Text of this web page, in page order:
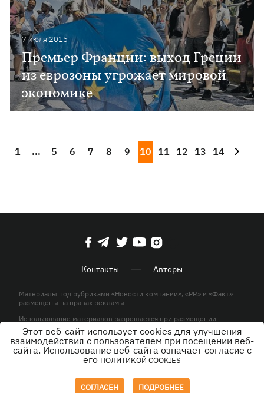
7 июля 2015
Премьер Франции: выход Греции
из еврозоны угрожает мировой
экономике
1 ... 5 6 7 8 9 10 11 12 13 14
Контакты Авторы
Материалы под рубриками «Новости компании», «PR» и «Факт»
размещены на правах рекламы
Использование материалов разрешается при размещении
активной гиперссылки на KP.UA в первом абзаце.
© ООО «ЮЛАВ МЕДИА»,2026. Все права защищены.
Этот веб-сайт использует cookies для улучшения
взаимодействия с пользователем при посещении веб-
сайта. Использование веб-сайта означает согласие с
его ПОЛИТИКОЙ COOKIES
СОГЛАСЕН ПОДРОБНЕЕ